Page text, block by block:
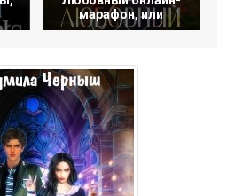
марафон, или